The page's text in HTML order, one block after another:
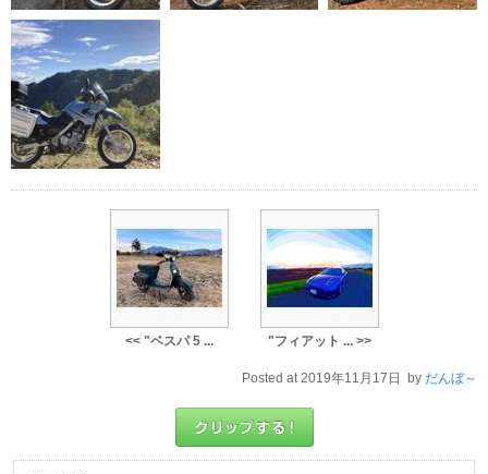
<< "ベスパ 5 ... "フィアット ... >>
Posted at 2019年11月17日 by だんぼ～